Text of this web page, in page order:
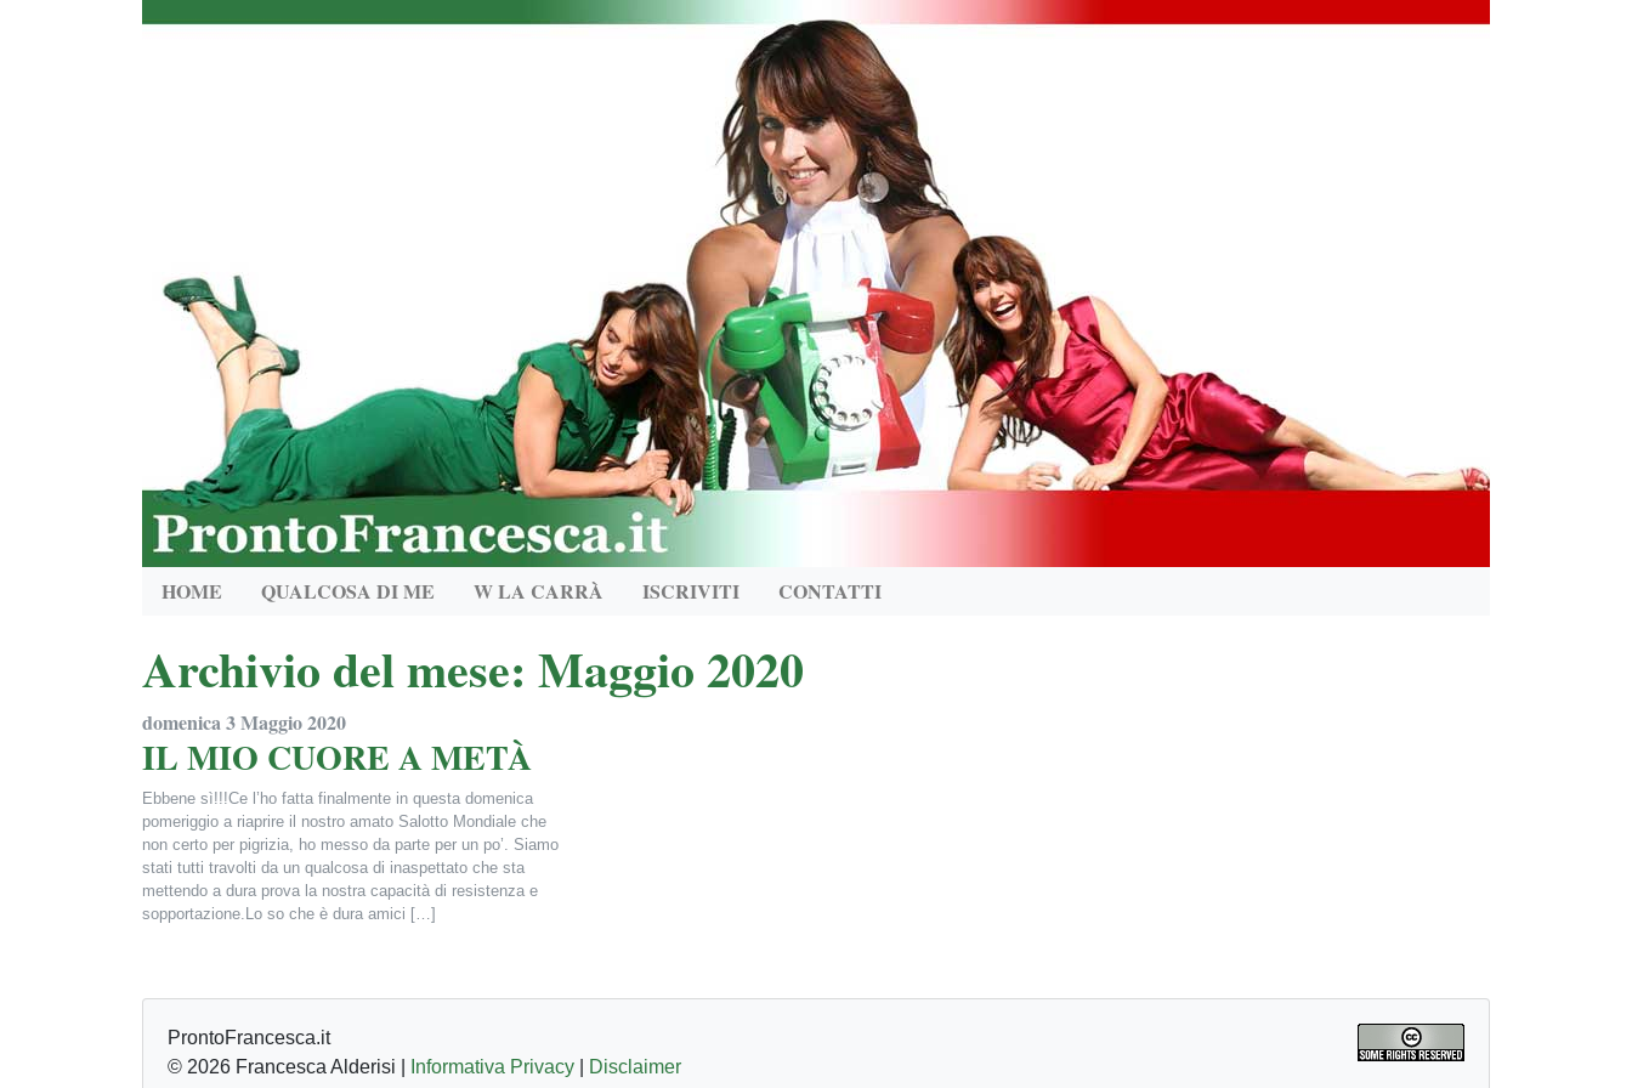
HOME QUALCOSA DI ME W LA CARRÀ ISCRIVITI CONTATTI
Archivio del mese: Maggio 2020
domenica 3 Maggio 2020
IL MIO CUORE A METÀ
Ebbene sì!!!Ce l’ho fatta finalmente in questa domenica
pomeriggio a riaprire il nostro amato Salotto Mondiale che
non certo per pigrizia, ho messo da parte per un po’. Siamo
stati tutti travolti da un qualcosa di inaspettato che sta
mettendo a dura prova la nostra capacità di resistenza e
sopportazione.Lo so che è dura amici […]
ProntoFrancesca.it
© 2026 Francesca Alderisi |
Informativa Privacy
Disclaimer